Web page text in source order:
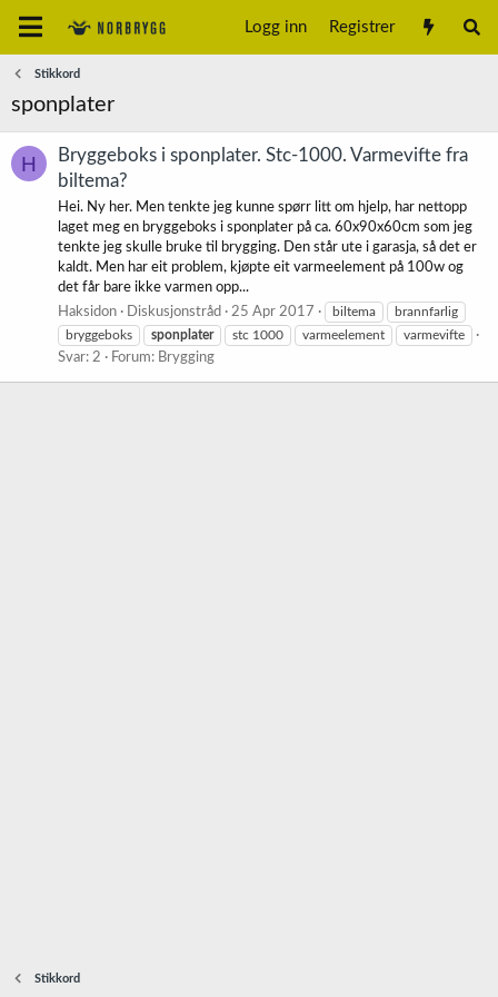
Logg inn Registrer
Stikkord
sponplater
H
Bryggeboks i sponplater. Stc-1000. Varmevifte fra
biltema?
Hei. Ny her. Men tenkte jeg kunne spørr litt om hjelp, har nettopp
laget meg en bryggeboks i sponplater på ca. 60x90x60cm som jeg
tenkte jeg skulle bruke til brygging. Den står ute i garasja, så det er
kaldt. Men har eit problem, kjøpte eit varmeelement på 100w og
det får bare ikke varmen opp...
Haksidon
Diskusjonstråd 25 Apr 2017 biltema
brannfarlig
bryggeboks
sponplater stc 1000 varmeelement varmevifte
Svar: 2 Forum: Brygging
Stikkord